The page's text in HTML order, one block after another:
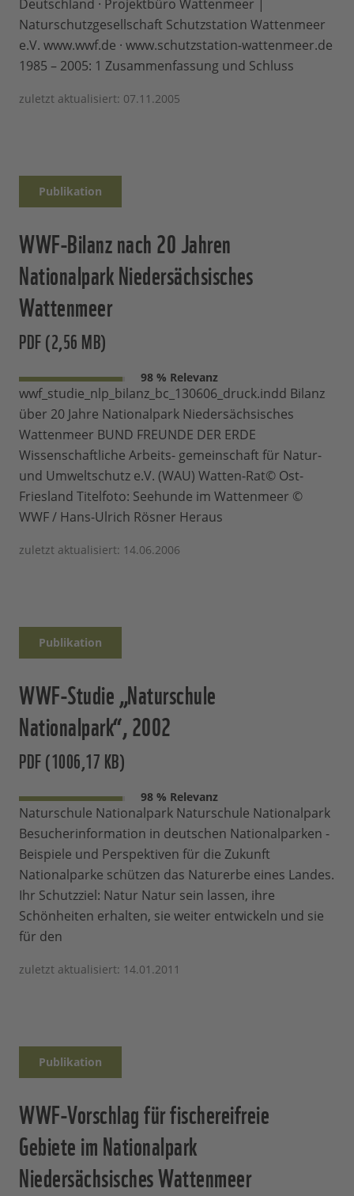
Deutschland · Projektbüro Wattenmeer |
Naturschutzgesellschaft Schutzstation Wattenmeer
e.V. www.wwf.de · www.schutzstation-wattenmeer.de
1985 – 2005: 1 Zusammenfassung und Schluss
zuletzt aktualisiert: 07.11.2005
Publikation
WWF-Bilanz nach 20 Jahren
Nationalpark Niedersächsisches
Wattenmeer
PDF (2,56 MB)
98 % Relevanz
wwf_studie_nlp_bilanz_bc_130606_druck.indd Bilanz
über 20 Jahre Nationalpark Niedersächsisches
Wattenmeer BUND FREUNDE DER ERDE
Wissenschaftliche Arbeits- gemeinschaft für Natur-
und Umweltschutz e.V. (WAU) Watten-Rat© Ost-
Friesland Titelfoto: Seehunde im Wattenmeer ©
WWF / Hans-Ulrich Rösner Heraus
zuletzt aktualisiert: 14.06.2006
Publikation
WWF-Studie „Naturschule
Nationalpark“, 2002
PDF (1006,17 KB)
98 % Relevanz
Naturschule Nationalpark Naturschule Nationalpark
Besucherinformation in deutschen Nationalparken -
Beispiele und Perspektiven für die Zukunft
Nationalparke schützen das Naturerbe eines Landes.
Ihr Schutzziel: Natur Natur sein lassen, ihre
Schönheiten erhalten, sie weiter entwickeln und sie
für den
zuletzt aktualisiert: 14.01.2011
Publikation
WWF-Vorschlag für fischereifreie
Gebiete im Nationalpark
Niedersächsisches Wattenmeer